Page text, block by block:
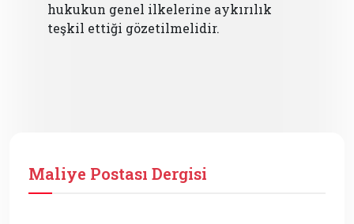
hukukun genel ilkelerine aykırılık
teşkil ettiği gözetilmelidir.
Maliye Postası Dergisi